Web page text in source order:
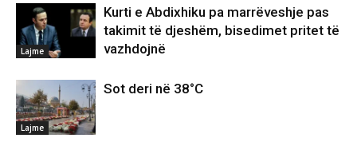
Lajme
Kurti e Abdixhiku pa marrëveshje pas
takimit të djeshëm, bisedimet pritet të
vazhdojnë
Lajme
Sot deri në 38°C